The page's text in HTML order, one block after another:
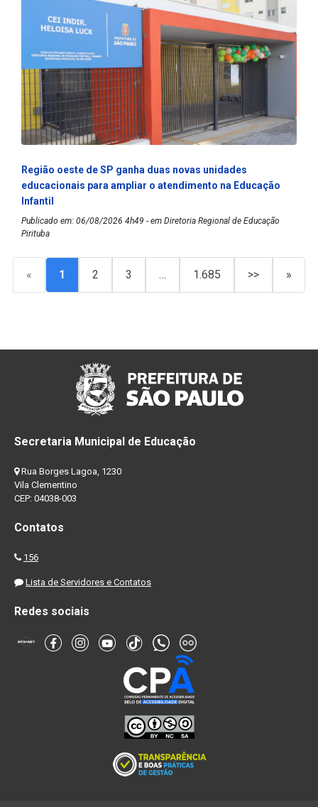
Região oeste de SP ganha duas novas unidades
educacionais para ampliar o atendimento na Educação
Infantil
Publicado em: 06/08/2026 4h49 - em Diretoria Regional de Educação
Pirituba
« 1 2 3 … 1.685 >> »
Secretaria Municipal de Educação
Rua Borges Lagoa, 1230
Vila Clementino
CEP: 04038-003
Contatos
156
Lista de Servidores e Contatos
Redes sociais